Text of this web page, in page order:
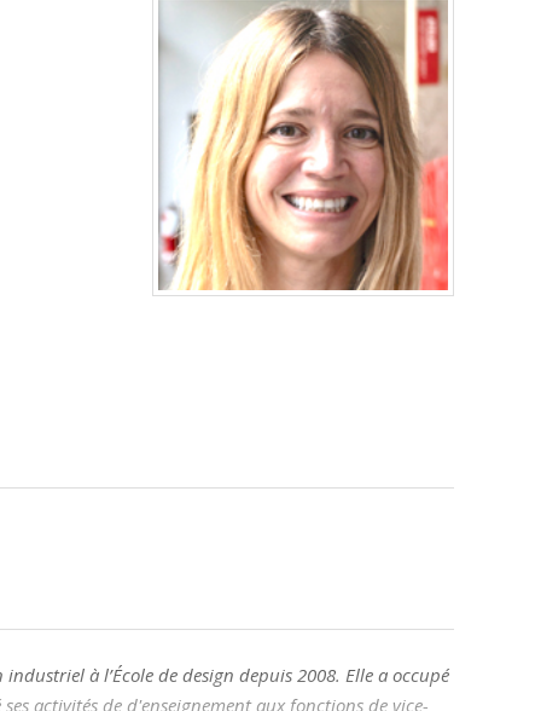
à l’École de design depuis 2008. Elle a occupé
activités de d'enseignement aux fonctions de vice-